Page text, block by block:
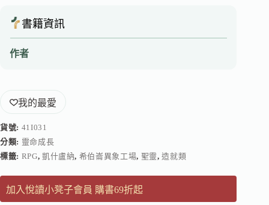
書籍資訊
作者
我的最愛
貨號: 41I031
分類: 靈命成長
標籤: RPG, 凱什盧納, 希伯崙異象工場, 聖靈,造就類
加入悅讀小凳子會員 購書69折起